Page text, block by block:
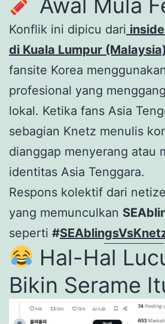
Konflik ini dipicu dari
di Kuala Lumpur
fansite Korea
profesional yang
lokal. Ketika fans Asia
sebagian Knetz menulis
dianggap menyerang atau
identitas Asia Tenggara.
Respons kolektif dari
yang memunculkan
seperti #
Hal-Hal
Bikin Serame